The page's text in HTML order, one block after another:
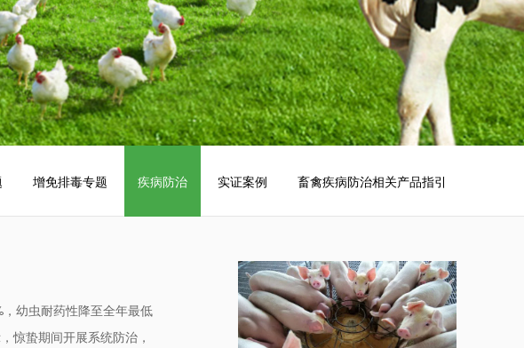
奶牛专用药浴液
反刍动保产品
增免排毒专题 疾病防治 实证案例 畜禽疾病防治相关产品指引
幼虫耐药性降至全年最低
惊蛰期间开展系统防治，